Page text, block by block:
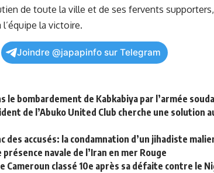
de toute la ville et de ses fervents⁤
la⁣ victoire.
Joindre @japapinfo sur Telegram
bombardement de Kabkabiya par l’armée
de l’Abuko United Club cherche une solution
des accusés: la condamnation d’un jihadiste
navale de l’Iran en mer Rouge
Cameroun classé 10e après sa défaite contre le